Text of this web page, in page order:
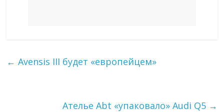
← Avensis III будет «европейцем»
Ателье Abt «упаковало» Audi Q5 →